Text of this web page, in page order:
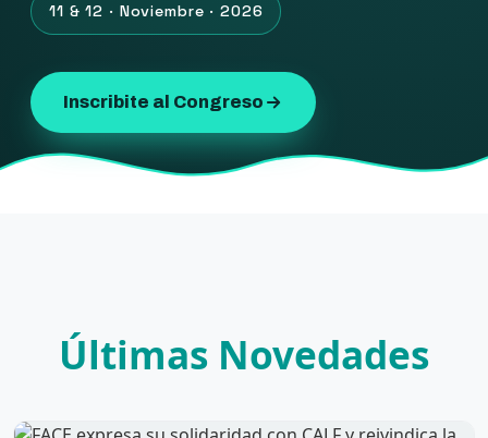
11 & 12 · Noviembre · 2026
Inscribite al Congreso
Últimas Novedades